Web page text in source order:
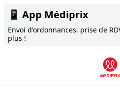
📱 App Médiprix
Envoi d'ordonnances, prise de
plus !